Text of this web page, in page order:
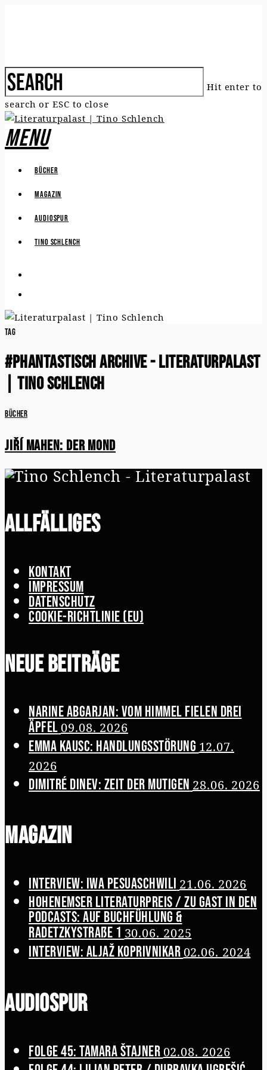
Hit enter to
search or ESC to close
Menu
Bücher
Magazin
Audiospur
Tino Schlench
Tag
#phantastisch Archive - Literaturpalast
| Tino Schlench
Bücher
Jiří Mahen: Der Mond
Allfälliges
Kontakt
Impressum
Datenschutz
Cookie-Richtlinie (EU)
Neue Beiträge
Narine Abgarjan: Vom Himmel fielen drei
Äpfel 09.08. 2026
Emma Kausc: Handlungsstörung 12.07.
2026
Dimitré Dinev: Zeit der Mutigen 28.06. 2026
Magazin
Interview: Iwa Pesuaschwili 21.06. 2026
Hohenemser Literaturpreis / Zu Gast in den
Podcasts: Auf Buchfühlung &
Radetzkystraße 1 30.06. 2025
Interview: Aljaž Koprivnikar 02.06. 2024
Audiospur
Folge 45: Tamara Štajner 02.08. 2026